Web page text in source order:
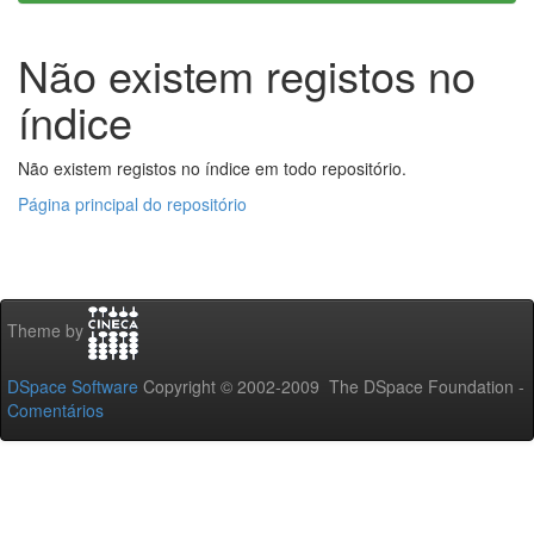
Não existem registos no
índice
Não existem registos no índice em todo repositório.
Página principal do repositório
Theme by
DSpace Software Copyright © 2002-2009 The DSpace Foundation -
Comentários